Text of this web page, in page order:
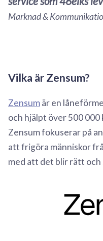
Marknad &
Vilka är Zensum?
Zensumär en
och hjälpt över 500
Zensum fokuserar på
att frigöra människor
med att det blir rätt och